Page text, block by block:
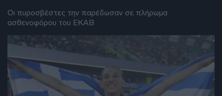
Οι πυροσβέστες την παρέδωσαν σε πλήρωμα
ασθενοφόρου του ΕΚΑΒ